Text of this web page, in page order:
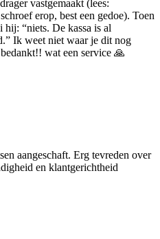
vastgemaakt (lees:
erop, best een gedoe). Toen
“niets. De kassa is al
Ik weet niet waar je dit nog
wat een service 🙏
aangeschaft. Erg tevreden over
en klantgerichtheid